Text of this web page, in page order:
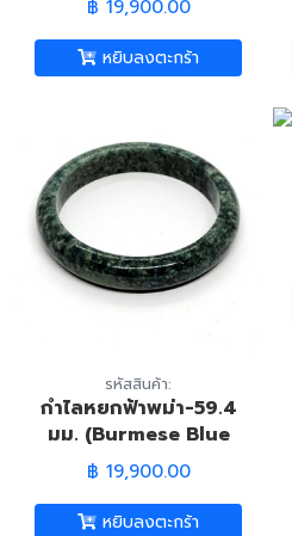
฿ 19,900.00
หยิบลงตะกร้า
รหัสสินค้า:
กำไลหยกฟ้าพม่า-59.4
มม. (Burmese Blue
Jade Bangle)
฿ 19,900.00
หยิบลงตะกร้า